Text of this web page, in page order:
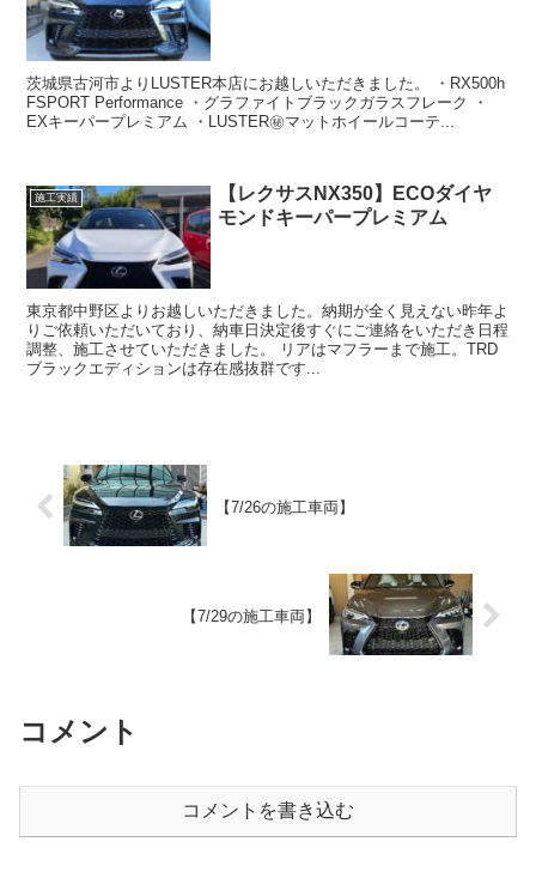
茨城県古河市よりLUSTER本店にお越しいただきました。 ・RX500h
FSPORT Performance ・グラファイトブラックガラスフレーク ・
EXキーパープレミアム ・LUSTER㊙️マットホイールコーテ...
施工実績
【レクサスNX350】ECOダイヤ
モンドキーパープレミアム
東京都中野区よりお越しいただきました。納期が全く見えない昨年よ
りご依頼いただいており、納車日決定後すぐにご連絡をいただき日程
調整、施工させていただきました。 リアはマフラーまで施工。TRD
ブラックエディションは存在感抜群です...
【7/26の施工車両】
【7/29の施工車両】
コメント
コメントを書き込む